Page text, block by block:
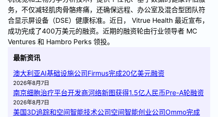
务，不仅减轻肌肉骨骼疼痛，还确保远程、办公室及混合型团队符
合显示屏设备（DSE）健康标准。近日， Vitrue Health 最近宣布，
成功完成了400万美元的融资。近期的融资轮由行业领导者 MC
Ventures 和 Hambro Perks 领投。
最新资讯
澳大利亚AI基础设施公司Firmus完成20亿美元融资
2026年8月7日
南京细胞治疗平台开发商河络新图获得1.5亿人民币Pre-A轮融资
2026年8月7日
美国3D追踪和空间智能技术公司空间智能创业公司Ommo完成